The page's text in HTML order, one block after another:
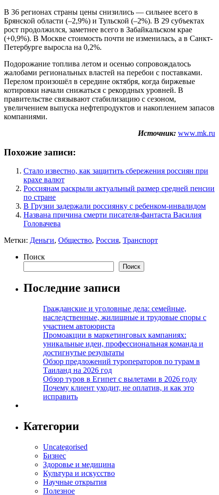
В 36 регионах страны цены снизились — сильнее всего в
Брянской области (–2,9%) и Тульской (–2%). В 29 субъектах
рост продолжился, заметнее всего в Забайкальском крае
(+0,9%). В Москве стоимость почти не изменилась, а в Санкт-
Петербурге выросла на 0,2%.
Подорожание топлива летом и осенью сопровождалось
жалобами региональных властей на перебои с поставками.
Перелом произошёл в середине октября, когда биржевые
котировки начали снижаться с рекордных уровней. В
правительстве связывают стабилизацию с сезоном,
увеличением выпуска нефтепродуктов и накоплением запасов
компаниями.
Источник: www.mk.ru
Похожие записи:
Стало известно, как защитить сбережения россиян при
крахе валют
Россиянам раскрыли актуальный размер средней пенсии
по стране
В Грузии задержали россиянку с ребенком-инвалидом
Названа причина смерти писателя-фантаста Василия
Головачева
Метки: Деньги, Общество, Россия, Транспорт
Поиск
Поиск
Последние записи
Гражданские и уголовные дела: семейные,
наследственные, жилищные и трудовые споры с
участием автоюриста
Промоакции в маркетинговых кампаниях:
уникальные идеи, профессиональная команда и
достигнутые результаты
Обзор предложений туроператоров по турам в
Таиланд на 2026 год
Обзор туров в Египет с вылетами в 2026 году
Почему клиент уходит, не оплатив, и как это
исправить
Категории
Uncategorised
Бизнес
Здоровье и медицина
Культура и искусство
Научные открытия
Полезное